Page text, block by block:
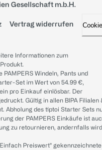
Gesellschaft m.b.H.
Vertrag widerrufen
Informationen zum
Windeln, Pants und
Set im Wert von 54.99 €,
pro Einkauf einlösbar. Der
Gültig in allen BIPA Filialen
Abholung des tiptoi Starter Sets
der PAMPERS Einkäufe ist
zu retournieren, andernfalls wird
Preiswert" gekennzeichnete